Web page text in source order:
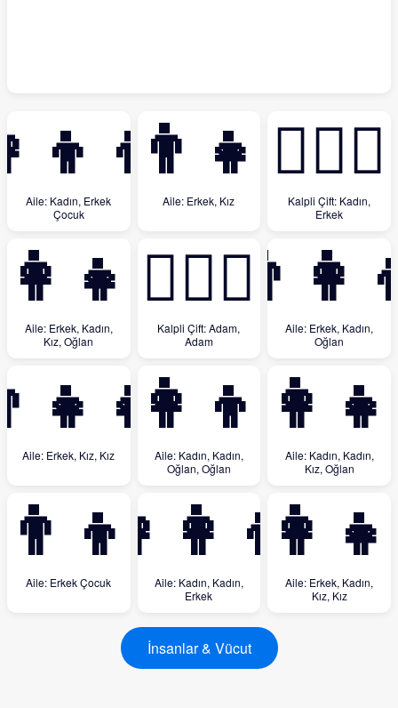
Aile: Kadın, Erkek
Çocuk
👨‍👧
Aile: Erkek, Kız
👩‍❤️‍👨
Kalpli Çift: Kadın,
Erkek
Aile: Erkek, Kadın,
Kız, Oğlan
👨‍❤️‍👨
Kalpli Çift: Adam,
Adam
Aile: Erkek, Kadın,
Oğlan
Aile: Erkek, Kız, Kız
👩‍👩‍👦‍👦
Aile: Kadın, Kadın,
Oğlan, Oğlan
Aile: Kadın, Kadın,
Kız, Oğlan
👨‍👦
Aile: Erkek Çocuk
👩‍👩‍👦
Aile: Kadın, Kadın,
Erkek
Aile: Erkek, Kadın,
Kız, Kız
İnsanlar & Vücut